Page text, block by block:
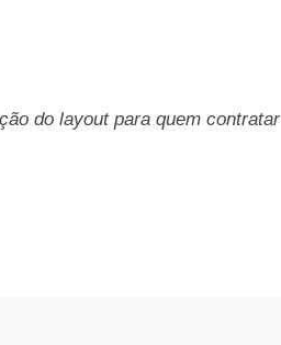
do layout para quem contratar